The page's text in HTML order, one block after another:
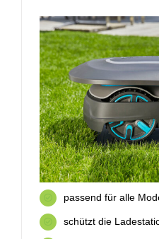
passend für alle
schützt die